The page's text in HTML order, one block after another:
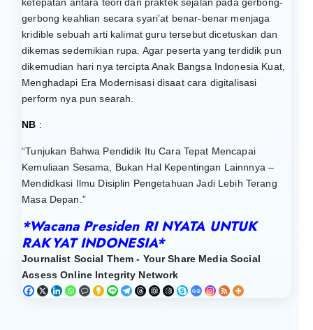
ketepatan antara teori dan praktek sejalan pada gerbong-
gerbong keahlian secara syari’at benar-benar menjaga
kridible sebuah arti kalimat guru tersebut dicetuskan dan
dikemas sedemikian rupa. Agar peserta yang terdidik pun
dikemudian hari nya tercipta Anak Bangsa Indonesia Kuat,
Menghadapi Era Modernisasi disaat cara digitalisasi
perform nya pun searah.
NB :
“Tunjukan Bahwa Pendidik Itu Cara Tepat Mencapai
Kemuliaan Sesama, Bukan Hal Kepentingan Lainnnya –
Mendidkasi Ilmu Disiplin Pengetahuan Jadi Lebih Terang
Masa Depan.”
*Wacana Presiden RI NYATA UNTUK
RAKYAT INDONESIA*
Journalist Social Them - Your Share Media Social
Acsess Online Integrity Network